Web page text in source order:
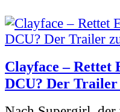
Clayface – Rettet
DCU? Der